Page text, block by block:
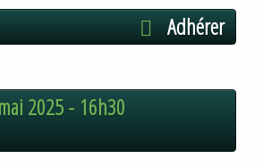
Adhérer
2025 - 16h30